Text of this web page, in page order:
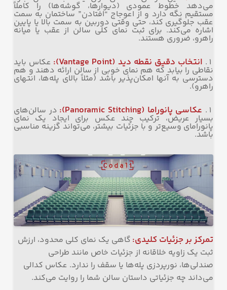
می‌دهد خطوط عمودی (دیوارها، گوشه‌ها) را کاملاً
مستقیم نگه دارد و از اعوجاج “افتادن” ساختمان به سمت
عقب جلوگیری کند، حتی وقتی دوربین به سمت بالا یا پایین
اشاره می‌کند. برای ثبت نمای کلی سالن از عقب یا میانه
راهرو، ضروری هستند.
انتخاب دقیق نقطه دید (Vantage Point): عکاس باید
نقاطی را بیابد که هم نمای خوبی از سالن ارائه دهند و هم
دسترسی به آنها امکان‌پذیر باشد (مثلاً بالای پله‌ها، انتهای
راهرو).
عکاسی پانوراما (Panoramic Stitching): در سالن‌های
بسیار عریض، ترکیب چند عکس برای ایجاد یک نمای
پانورامای وسیع‌تر و با جزئیات بیشتر، می‌تواند گزینه مناسبی
باشد.
تمرکز بر جزئیات کلیدی: گاهی یک نمای کلی محدود، ارزش
ثبت یک زاویه خلاقانه از جزئیات خاص مانند طراحی
صندلی‌ها، نورپردزی پله‌ها یا سقف را ندارد. عکاس کدالی
می‌داند چه جزئیاتی داستان سالن شما را روایت می‌کند.